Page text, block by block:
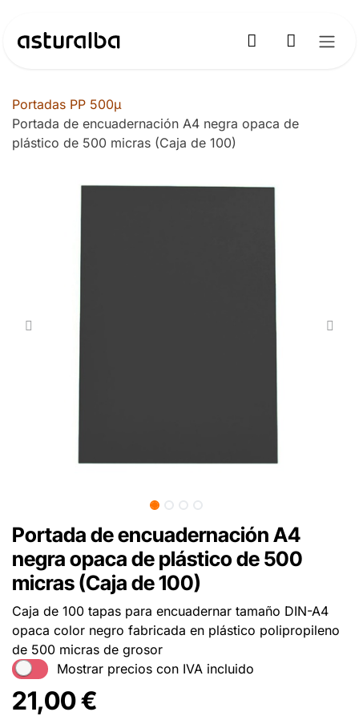
Portadas PP 500µ
Portada de encuadernación A4 negra opaca de
plástico de 500 micras (Caja de 100)
Portada de encuadernación A4
negra opaca de plástico de 500
micras (Caja de 100)
Caja de 100 tapas para encuadernar tamaño DIN-A4
opaca color negro fabricada en plástico polipropileno
de 500 micras de grosor
Mostrar precios con IVA incluido
21,00€